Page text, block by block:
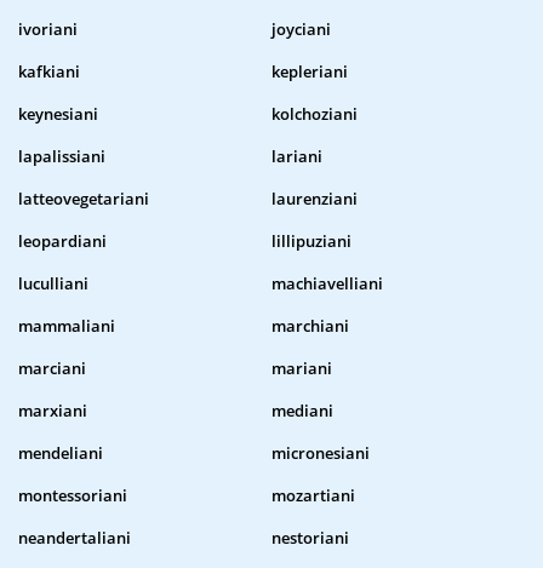
ivoriani
joyciani
kafkiani
kepleriani
keynesiani
kolchoziani
lapalissiani
lariani
latteovegetariani
laurenziani
leopardiani
lillipuziani
luculliani
machiavelliani
mammaliani
marchiani
marciani
mariani
marxiani
mediani
mendeliani
micronesiani
montessoriani
mozartiani
neandertaliani
nestoriani